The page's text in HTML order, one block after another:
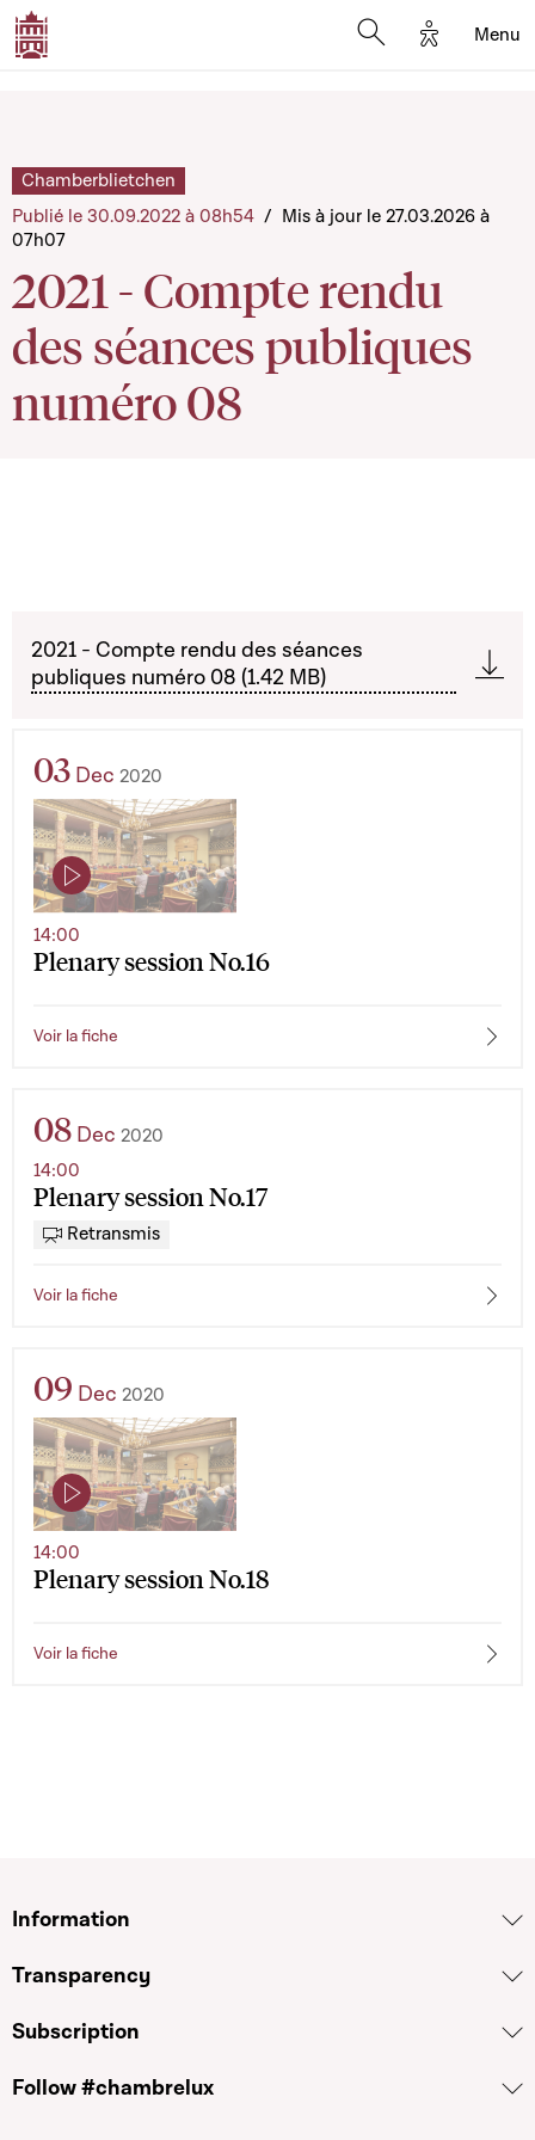
Options
Menu
2021 - Compte rendu
des séances publiques
numéro 08
Chamberblietchen
Publié le 30.09.2022 à 08h54 / Mis à jour le 27.03.2026 à
07h07
2021 - Compte rendu des séances
publiques numéro 08 (1.42 MB)
03 Dec 2020
Plenary session No.16
14:00
Voir la fiche
08 Dec 2020
Plenary session No.17
14:00
Retransmis
Voir la fiche
09 Dec 2020
Plenary session No.18
14:00
Voir la fiche
Information
Transparency
Subscription
Follow #chambrelux